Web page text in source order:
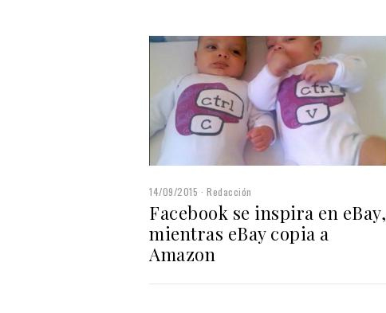
14/09/2015 Redacción
Facebook se inspira en eBay,
mientras eBay copia a
Amazon